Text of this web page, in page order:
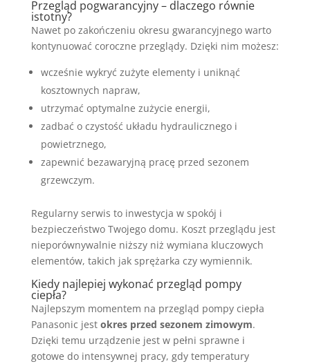
Przegląd pogwarancyjny – dlaczego równie
istotny?
Nawet po zakończeniu okresu gwarancyjnego warto
kontynuować coroczne przeglądy. Dzięki nim możesz:
wcześnie wykryć zużyte elementy i uniknąć
kosztownych napraw,
utrzymać optymalne zużycie energii,
zadbać o czystość układu hydraulicznego i
powietrznego,
zapewnić bezawaryjną pracę przed sezonem
grzewczym.
Regularny serwis to inwestycja w spokój i
bezpieczeństwo Twojego domu. Koszt przeglądu jest
nieporównywalnie niższy niż wymiana kluczowych
elementów, takich jak sprężarka czy wymiennik.
Kiedy najlepiej wykonać przegląd pompy
ciepła?
Najlepszym momentem na przegląd pompy ciepła
Panasonic jest okres przed sezonem zimowym.
Dzięki temu urządzenie jest w pełni sprawne i
gotowe do intensywnej pracy, gdy temperatury